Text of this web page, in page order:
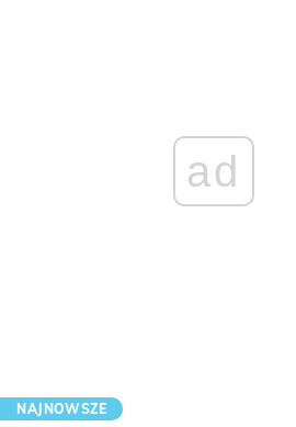
ad
NAJNOWSZE